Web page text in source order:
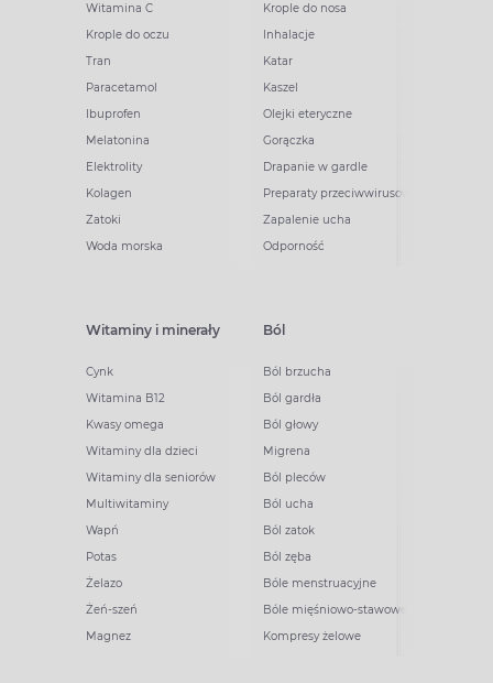
Witamina C
Krople do oczu
Tran
Paracetamol
Ibuprofen
Melatonina
Elektrolity
Kolagen
Zatoki
Woda morska
Krople do nosa
Inhalacje
Katar
Kaszel
Olejki eteryczne
Gorączka
Drapanie w gardle
Preparaty przeciwwirusowe
Zapalenie ucha
Odporność
Witaminy i minerały
Cynk
Witamina B12
Kwasy omega
Witaminy dla dzieci
Witaminy dla seniorów
Multiwitaminy
Wapń
Potas
Żelazo
Żeń-szeń
Magnez
Ból
Ból brzucha
Ból gardła
Ból głowy
Migrena
Ból pleców
Ból ucha
Ból zatok
Ból zęba
Bóle menstruacyjne
Bóle mięśniowo-stawowe
Kompresy żelowe